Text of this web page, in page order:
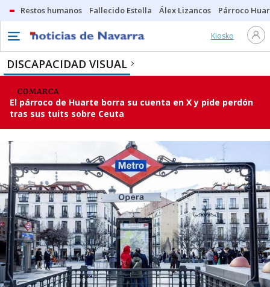
Restos humanos Fallecido Estella Álex Lizancos Párroco
Kiosko
DISCAPACIDAD VISUAL
COMARCA
El párroco de Huarte borra su cuenta en X y pide perdón
tras sus tuits sobre Ceuta